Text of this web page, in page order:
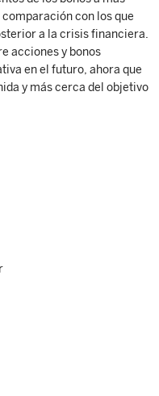
comparación con los que
a la crisis financiera.
acciones y bonos
en el futuro, ahora que
y más cerca del objetivo